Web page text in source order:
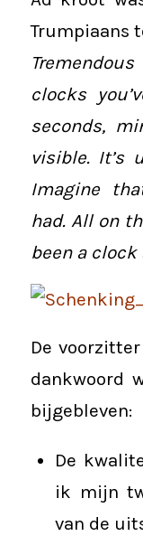
Trumpiaans
clocks
seconds,
visible. It’s
Imagine
had. All on
been a
De
dankwoord
bijgebleven:
De
ik mijn
van de